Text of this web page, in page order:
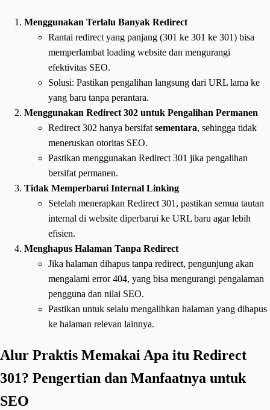
Menggunakan Terlalu Banyak Redirect
Rantai redirect yang panjang (301 ke 301 ke 301) bisa
memperlambat loading website dan mengurangi
efektivitas SEO.
Solusi: Pastikan pengalihan langsung dari URL lama ke
yang baru tanpa perantara.
Menggunakan Redirect 302 untuk Pengalihan Permanen
Redirect 302 hanya bersifat sementara, sehingga tidak
meneruskan otoritas SEO.
Pastikan menggunakan Redirect 301 jika pengalihan
bersifat permanen.
Tidak Memperbarui Internal Linking
Setelah menerapkan Redirect 301, pastikan semua tautan
internal di website diperbarui ke URL baru agar lebih
efisien.
Menghapus Halaman Tanpa Redirect
Jika halaman dihapus tanpa redirect, pengunjung akan
mengalami error 404, yang bisa mengurangi pengalaman
pengguna dan nilai SEO.
Pastikan untuk selalu mengalihkan halaman yang dihapus
ke halaman relevan lainnya.
Alur Praktis Memakai Apa itu Redirect
301? Pengertian dan Manfaatnya untuk
SEO